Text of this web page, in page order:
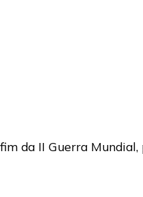
da II Guerra